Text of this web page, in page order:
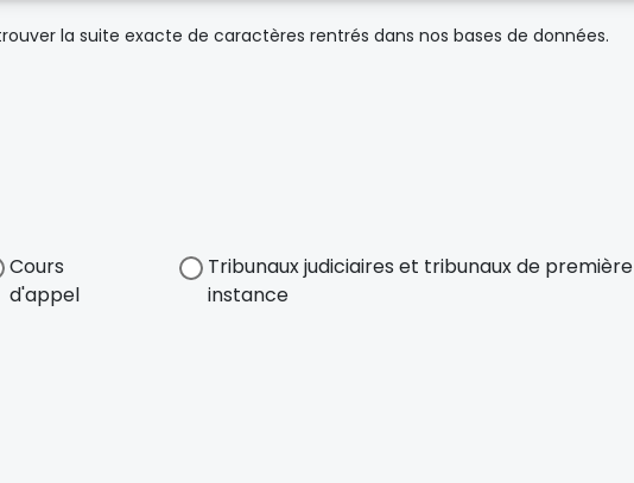
la suite exacte de caractères rentrés dans nos bases de données.
Cours
d'appel
Tribunaux judiciaires et tribunaux de première
instance